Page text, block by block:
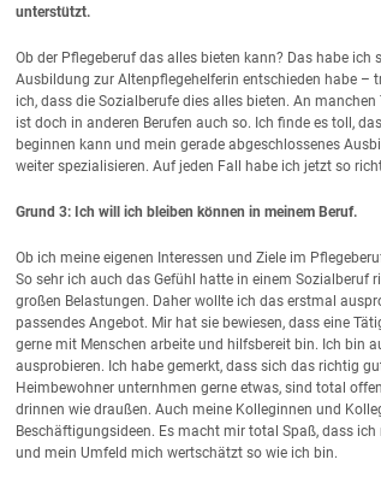
unterstützt.
Ob der Pflegeberuf das alles bieten kann? Das habe
Ausbildung zur Altenpflegehelferin entschieden habe –
ich, dass die Sozialberufe dies alles bieten. An
ist doch in anderen Berufen auch so. Ich finde es toll,
beginnen kann und mein gerade abgeschlossenes
weiter spezialisieren. Auf jeden Fall habe ich jetzt so
Grund 3: Ich will ich bleiben können in meinem Beruf.
Ob ich meine eigenen Interessen und Ziele im
So sehr ich auch das Gefühl hatte in einem Sozialberuf
großen Belastungen. Daher wollte ich das erstmal
passendes Angebot. Mir hat sie bewiesen, dass eine
gerne mit Menschen arbeite und hilfsbereit bin. Ich bin
ausprobieren. Ich habe gemerkt, dass sich das richtig
Heimbewohner unternhmen gerne etwas, sind total
drinnen wie draußen. Auch meine Kolleginnen und
Beschäftigungsideen. Es macht mir total Spaß, dass
und mein Umfeld mich wertschätzt so wie ich bin.